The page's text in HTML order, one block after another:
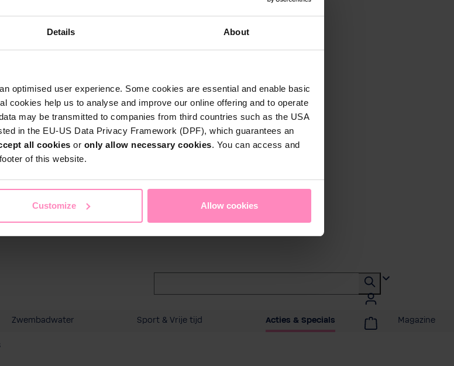
Details About
optimised user experience. Some cookies are essential and enable basic
cookies help us to analyse and improve our online offering and to operate
may be transmitted to companies from third countries such as the USA
in the EU-US Data Privacy Framework (DPF), which guarantees an
all cookies or only allow necessary cookies. You can access and
of this website.
Customize Allow cookies
Zwembadwater Sport & Vrije tijd Acties & Specials Magazine